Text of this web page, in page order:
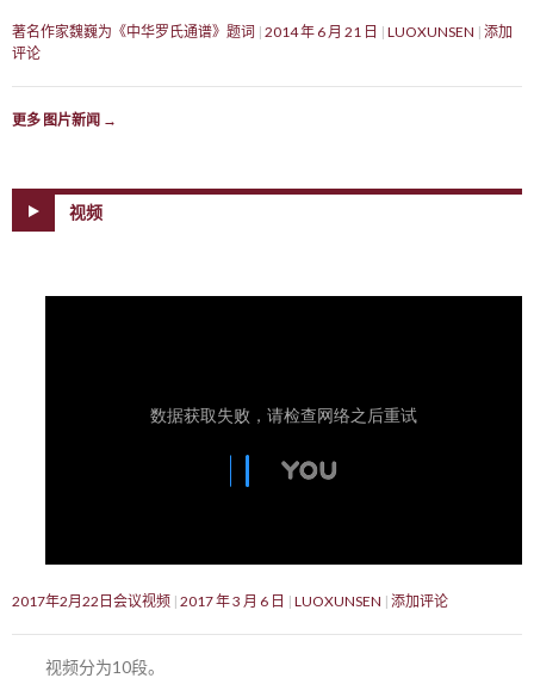
著名作家魏巍为《中华罗氏通谱》题词 2014 年 6 月 21 日 LUOXUNSEN 添加
评论
更多 图片新闻 →
视频
2017年2月22日会议视频 2017 年 3 月 6 日 LUOXUNSEN 添加评论
视频分为10段。